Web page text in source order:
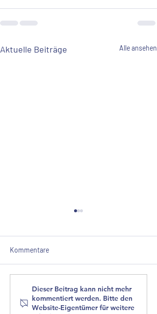
Aktuelle Beiträge Alle ansehen
Unser neues Booklet ist
da
Kommentare
Dieser Beitrag kann nicht mehr
kommentiert werden. Bitte den
Website-Eigentümer für weitere